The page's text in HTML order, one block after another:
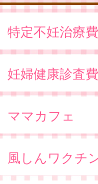
特定不妊治療
妊婦健康診査
ママカフェ
風しんワクチ